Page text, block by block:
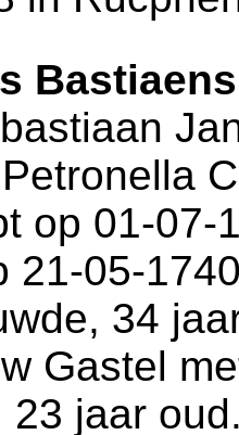
Petronella
op 01-
21-05-
34
Gastel
23 jaar